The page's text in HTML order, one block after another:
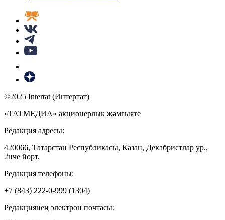
©2025 Intertat (Интертат)
«ТАТМЕДИА» акционерлык җәмгыяте
Редакция адресы:
420066, Татарстан Республикасы, Казан, Декабристлар ур.,
2нче йорт.
Редакция телефоны:
+7 (843) 222-0-999 (1304)
Редакциянең электрон почтасы: